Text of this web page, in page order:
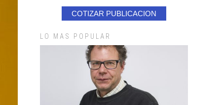
COTIZAR PUBLICACION
LO MAS POPULAR